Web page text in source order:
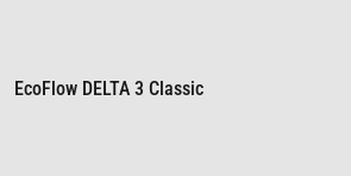
EcoFlow DELTA 3 Classic